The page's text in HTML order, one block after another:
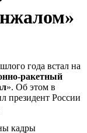
года встал на
ракетный
». Об этом в
президент России
кадры